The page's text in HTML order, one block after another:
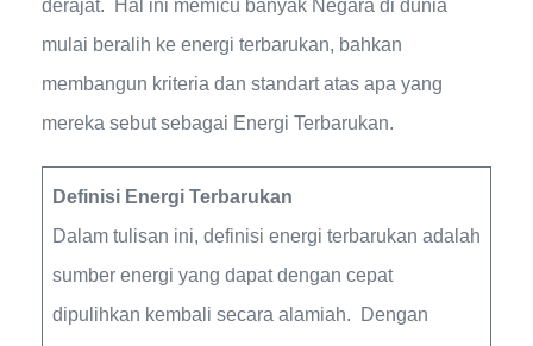
derajat. Hal ini memicu banyak Negara di dunia
mulai beralih ke energi terbarukan, bahkan
membangun kriteria dan standart atas apa yang
mereka sebut sebagai Energi Terbarukan.
Definisi Energi Terbarukan
Dalam tulisan ini, definisi energi terbarukan adalah
sumber energi yang dapat dengan cepat
dipulihkan kembali secara alamiah. Dengan